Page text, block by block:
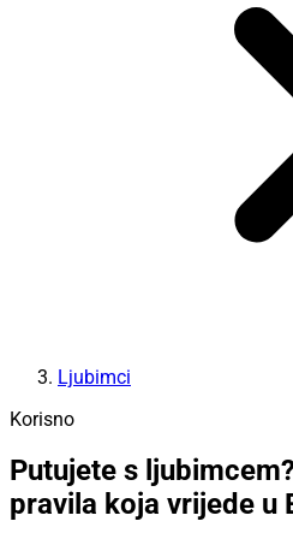
Ljubimci
Korisno
Putujete s
pravila koja vrijede u